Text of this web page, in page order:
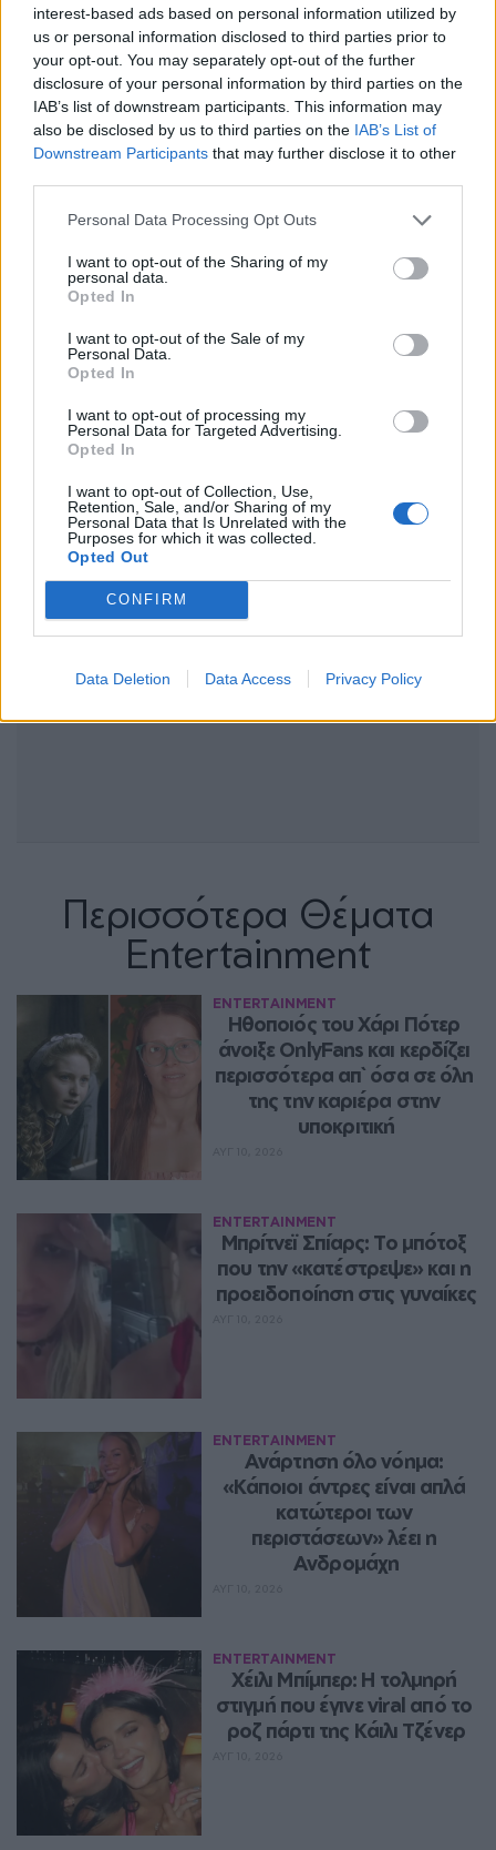
interest-based ads based on personal information utilized by
us or personal information disclosed to third parties prior to
your opt-out. You may separately opt-out of the further
disclosure of your personal information by third parties on the
IAB’s list of downstream participants. This information may
also be disclosed by us to third parties on the IAB’s List of
Downstream Participants that may further disclose it to other
Personal Data Processing Opt Outs
I want to opt-out of the Sharing of my
personal data.
Opted In
I want to opt-out of the Sale of my
Personal Data.
Opted In
I want to opt-out of processing my
Personal Data for Targeted Advertising.
Opted In
I want to opt-out of Collection, Use,
Retention, Sale, and/or Sharing of my
Personal Data that Is Unrelated with the
Purposes for which it was collected.
Opted Out
CONFIRM
Data Deletion Data Access Privacy Policy
Ακολουθήστε το Pink.gr στοGoogle Newsκαι
μάθετε πρώτοιτα πιο hot νέα.
Ακολουθήστε το Pink.gr και στο
Instagram
Περισσότερα Θέματα
Entertainment
ENTERTAINMENT
Ηθοποιός του Χάρι Πότερ
άνοιξε OnlyFans και κερδίζει
περισσότερα απ` όσα σε όλη
της την καριέρα στην
υποκριτική
ENTERTAINMENT
Μπρίτνεϊ Σπίαρς: Το μπότοξ
που την «κατέστρεψε» και η
προειδοποίηση στις γυναίκες
ENTERTAINMENT
Ανάρτηση όλο νόημα:
«Κάποιοι άντρες είναι απλά
κατώτεροι των
περιστάσεων» λέει η
Ανδρομάχη
ENTERTAINMENT
Χέιλι Μπίμπερ: Η τολμηρή
στιγμή που έγινε viral από το
ροζ πάρτι της Κάιλι Τζένερ